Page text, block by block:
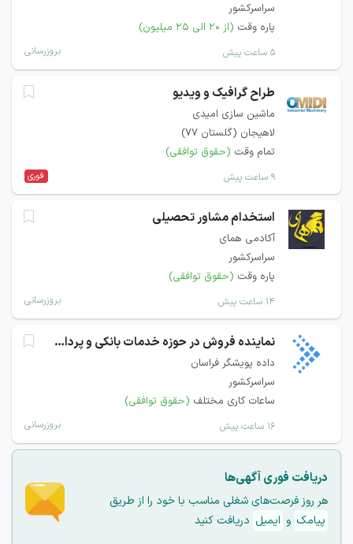
سراسرکشور
پاره وقت (از ۲۰ الی ۲۵ میلیون)
۵ ساعت پیش بروزرسانی
طراح گرافیک و ویدیو
ماشین سازی امیدی
لاهیجان (گلستان ۷۷)
تمام وقت (حقوق توافقی)
۹ ساعت پیش فوری
استخدام مشاور تحصیلی
آکادمی همای
سراسرکشور
پاره وقت (حقوق توافقی)
۱۴ ساعت پیش بروزرسانی
نماینده فروش در حوزه خدمات بانکی و پرداخت
داده پویشگر فراسان
سراسرکشور
ساعات کاری مختلف (حقوق توافقی)
۱۶ ساعت پیش بروزرسانی
دریافت فوری آگهی‌ها
هر روز فرصت‌های شغلی مناسب با خود را از طریق
پیامک و ایمیل دریافت کنید